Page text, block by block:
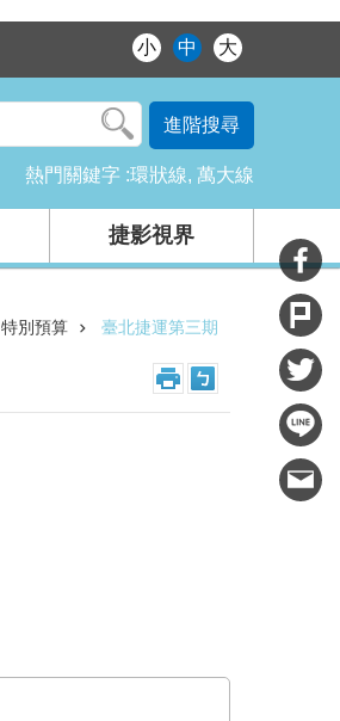
小 中 大
進階搜尋
熱門關鍵字 環狀線 萬大線
捷影視界
特別預算 臺北捷運第三期